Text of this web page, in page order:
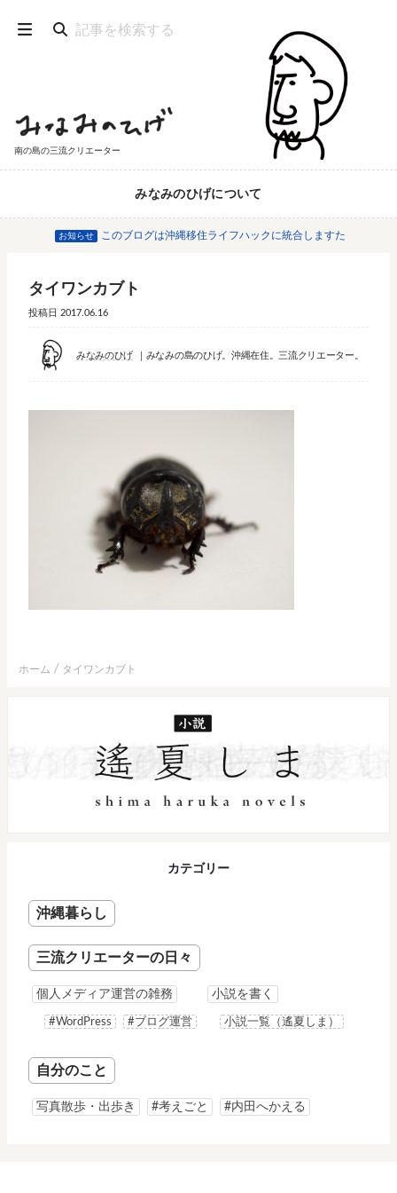
南の島の三流クリエーター
みなみのひげについて
お知らせ このブログは沖縄移住ライフハックに統合しますた
タイワンカブト
投稿日 2017.06.16
みなみのひげ みなみの島のひげ。沖縄在住。三流クリエーター。
ホーム タイワンカブト
カテゴリー
沖縄暮らし
三流クリエーターの日々
個人メディア運営の雑務
#WordPress #ブログ運営
小説を書く
小説一覧（遙夏しま）
自分のこと
写真散歩・出歩き #考えごと #内田へかえる